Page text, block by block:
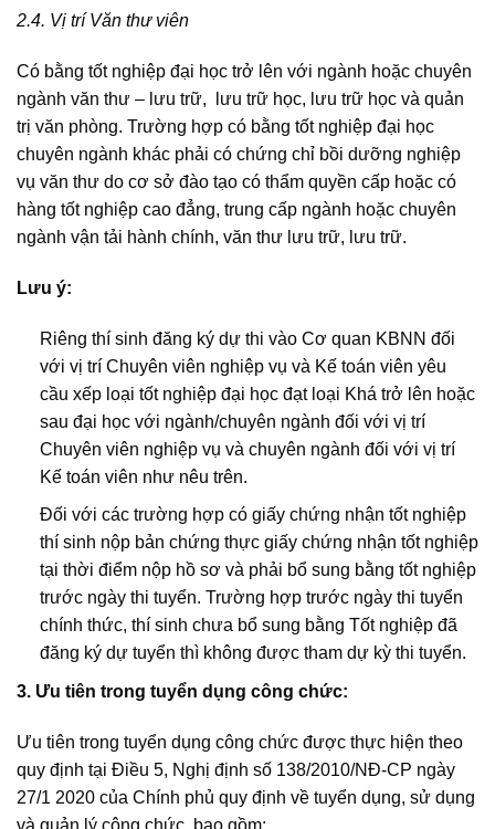
2.4. Vị trí Văn thư viên
Có bằng tốt nghiệp đại học trở lên với ngành hoặc chuyên
ngành văn thư – lưu trữ, lưu trữ học, lưu trữ học và quản
trị văn phòng. Trường hợp có bằng tốt nghiệp đại học
chuyên ngành khác phải có chứng chỉ bồi dưỡng nghiệp
vụ văn thư do cơ sở đào tạo có thẩm quyền cấp hoặc có
hàng tốt nghiệp cao đẳng, trung cấp ngành hoặc chuyên
ngành vận tải hành chính, văn thư lưu trữ, lưu trữ.
Lưu ý:
Riêng thí sinh đăng ký dự thi vào Cơ quan KBNN đối
với vị trí Chuyên viên nghiệp vụ và Kế toán viên yêu
cầu xếp loại tốt nghiệp đại học đạt loại Khá trở lên hoặc
sau đại học với ngành/chuyên ngành đối với vị trí
Chuyên viên nghiệp vụ và chuyên ngành đối với vị trí
Kế toán viên như nêu trên.
Đối với các trường hợp có giấy chứng nhận tốt nghiệp
thí sinh nộp bản chứng thực giấy chứng nhận tốt nghiệp
tại thời điểm nộp hồ sơ và phải bổ sung bằng tốt nghiệp
trước ngày thi tuyển. Trường hợp trước ngày thi tuyển
chính thức, thí sinh chưa bổ sung bằng Tốt nghiệp đã
đăng ký dự tuyển thì không được tham dự kỳ thi tuyển.
3. Ưu tiên trong tuyển dụng công chức:
Ưu tiên trong tuyển dụng công chức được thực hiện theo
quy định tại Điều 5, Nghị định số 138/2010/NĐ-CP ngày
27/1 2020 của Chính phủ quy định về tuyển dụng, sử dụng
và quản lý công chức, bao gồm: